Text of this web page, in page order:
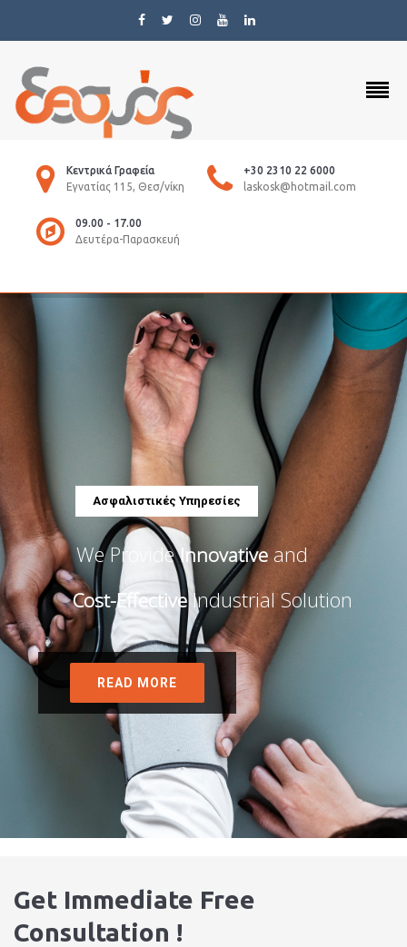
Κεντρικά Γραφεία
Εγνατίας 115, Θεσ/νίκη
+30 2310 22 6000
laskosk@hotmail.com
09.00 - 17.00
Δευτέρα-Παρασκευή
Ασφαλιστικές Υπηρεσίες
We ProvideInnovativeand
Cost-EffectiveIndustrial Solution
READ MORE
Get Immediate Free
Consultation !